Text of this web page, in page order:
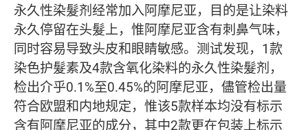
永久性染髮剂经常加入阿摩尼亚，目的是让染料
永久停留在头髮上，惟阿摩尼亚含有刺鼻气味，
同时容易导致头皮和眼睛敏感。测试发现，1款
染色护髮素及4款含氧化染料的永久性染髮剂，
检出介乎0.1%至0.45%的阿摩尼亚，儘管检出量
符合欧盟和内地规定，惟该5款样本均没有标示
含有阿摩尼亚的成分，其中2款更在包装上标示